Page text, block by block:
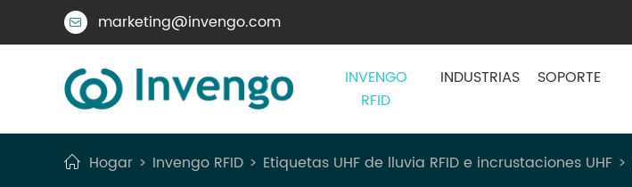
 marketing@invengo.com
INVENGO
RFID
INDUSTRIAS SOPORTE
Hogar Invengo RFID Etiquetas UHF de lluvia RFID e incrustaciones UHF